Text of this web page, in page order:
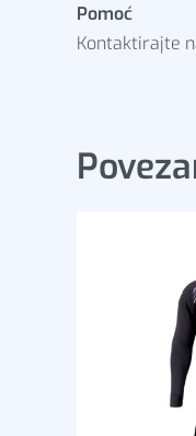
Pomoć
Kontaktirajte